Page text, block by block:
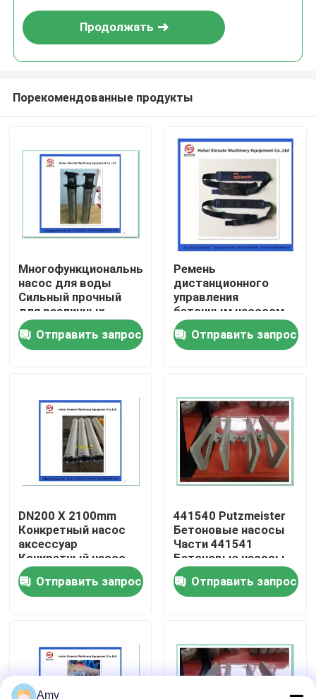
Главная страница
Продукция
О Компании
Наша фабрика
контроль качества
контактные данные
Части конкретного насоса Putzmeister
Части конкретного насоса Schwing
Продолжать
Порекомендованные продукты
Многофункциональный
насос для воды
Сильный прочный
для различных
применений
Отправить запрос
Ремень
дистанционного
управления
бетонным насосом
HBC Putzmeister
Отправить запрос
DN200 X 2100mm
Конкретный насос
аксессуар
Конкретный насос
доставка цилиндр
износостойкий
Putzmeister
Отправить запрос
441540 Putzmeister
Бетоновые насосы
Части 441541
Бетоновые насосы
смешивающие весла
Отправить запрос
Amy